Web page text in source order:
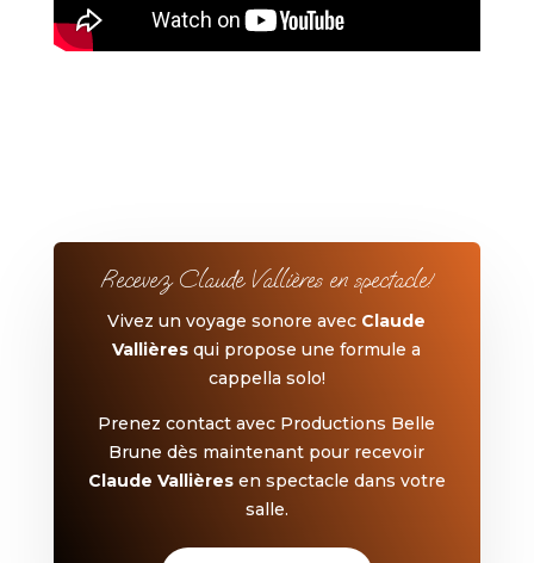
Recevez Claude Vallières en spectacle!
Vivez un voyage sonore avec Claude
Vallièresqui propose une formule a
cappella solo!
Prenez contact avec Productions Belle
Brune dès maintenant pour recevoir
Claude Vallières en spectacle dans votre
salle.